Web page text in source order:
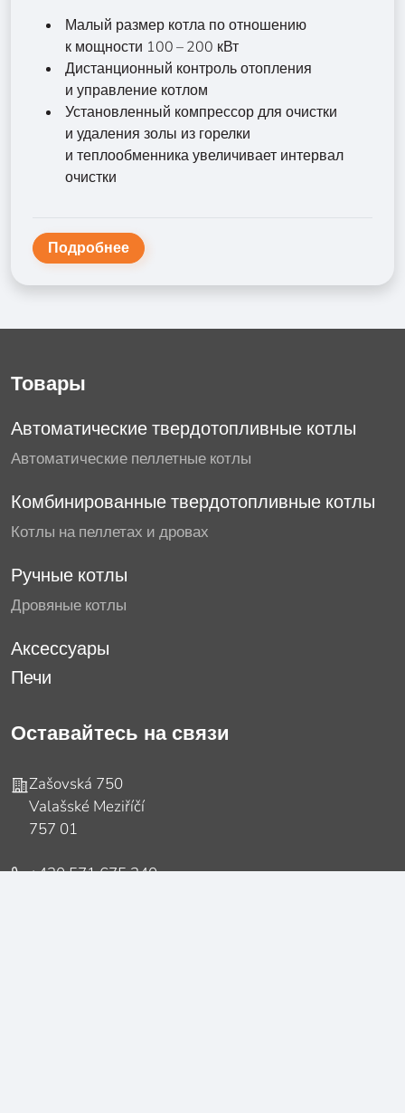
Малый размер котла по отношению
к мощности 100 – 200 кВт
Дистанционный контроль отопления
и управление котлом
Установленный компрессор для очистки
и удаления золы из горелки
и теплообменника увеличивает интервал
очистки
Подробнее
Товары
Автоматические твердотопливные котлы
Автоматические пеллетные котлы
Комбинированные твердотопливные котлы
Котлы на пеллетах и дровах
Ручные котлы
Дровяные котлы
Аксессуары
Печи
Оставайтесь на связи
Адрес
Zašovská 750
Valašské Meziříčí
757 01
Телефон
+420 571 675 240